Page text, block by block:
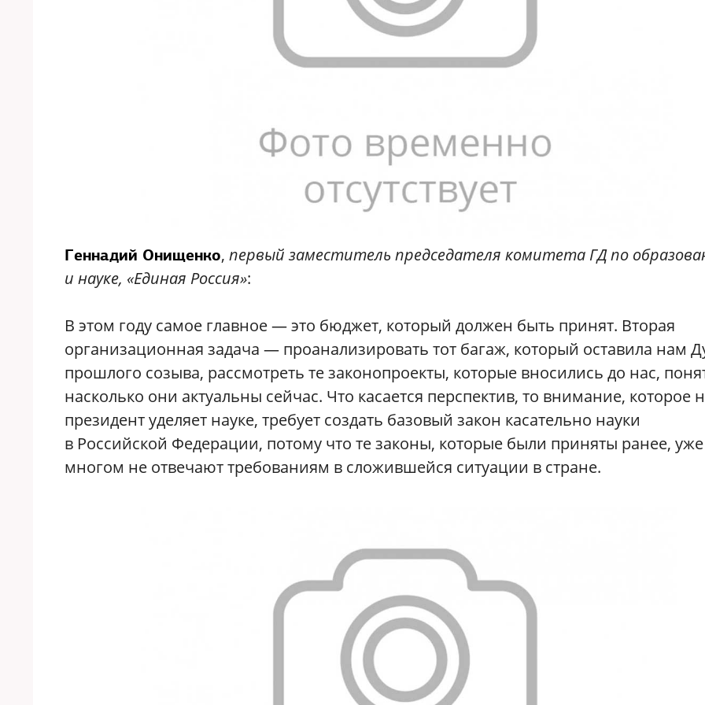
Геннадий Онищенко, первый заместитель председателя комитета ГД по
и науке, «Единая Россия»:
В этом году самое главное — это бюджет, который должен быть принят. Вторая
организационная задача — проанализировать тот багаж, который оставила нам
прошлого созыва, рассмотреть те законопроекты, которые вносились до нас,
насколько они актуальны сейчас. Что касается перспектив, то внимание, которое
президент уделяет науке, требует создать базовый закон касательно науки
в Российской Федерации, потому что те законы, которые были приняты ранее,
многом не отвечают требованиям в сложившейся ситуации в стране.